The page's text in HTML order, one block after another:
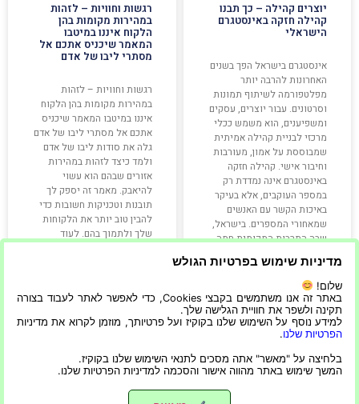
יוצרים קהילה – כך תבנו
קהילה חזקה באינסטגרם
הישראלי
אינסטגרם בישראל הפך בשנים
האחרונות להרבה יותר
מפלטפורמה לשיתוף תמונות
וסרטונים. עבור יוצרים, עסקים
ומשפיענים, הוא משמש ככלי
מרכזי לבניית קהילה אמיתית
שמבוססת על אמון, מעורבות
וחיבור אישי. קהילה חזקה
באינסטגרם אינה נמדדת רק
במספר העוקבים, אלא בעיקר
באיכות הקשר עם האנשים
שמאחורי המספרים. בישראל,
שבה התרבות המקומית חמה,
קרא עוד »
22/04/2026
רגשות וחוויות – לזהות
במהירות מקומות בהן
הלקוח איננו במיטבו
המאמר שיכניס אתכם אל
מסתרי ליבו של אדם
רגשות וחוויות – לזהות
במהירות מקומות בהן הלקוח
איננו במיטבו המאמר שיכניס
אתכם אל מסתרי ליבו של אדם
גלה את סודות ליבו של אדם
ולמד כיצד לזהות במהירות
אזורים שבהם הוא עשוי
להיאבק. מאמר זה יספק לך
תובנות וטכניקות חשובות כדי
להבין טוב יותר את הלקוחות
שלך ולתמוך בהם. לעוד
קרא עוד »
מדיניות שימוש בפרטיות הגולש
שלום!
באתר זה אנו משתמשים בקבצי Cookies, כדי לאפשר לאתר לעבוד בצורה
תקינה ולשפר את חוויית הגלישה שלך.
למידע נוסף על השימוש שלנו בקוקיז ועל פרטיותך, מוזמן לקרוא את מדיניות
הפרטיות שלנו.
בלחיצה על "מאשר" אתה מסכים לתנאי השימוש שלנו בקוקיז.
המשך שימוש באתר מהווה אישור והסכמה למדיניות הפרטיות שלנו.